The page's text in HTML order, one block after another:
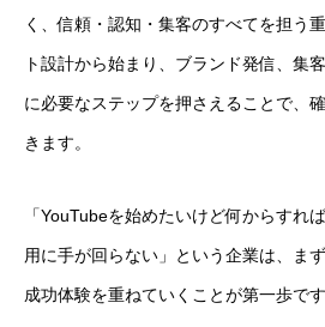
く、信頼・認知・集客のすべてを担う
ト設計から始まり、ブランド発信、集
に必要なステップを押さえることで、
きます。
「YouTubeを始めたいけど何からすれ
用に手が回らない」という企業は、ま
成功体験を重ねていくことが第一歩です